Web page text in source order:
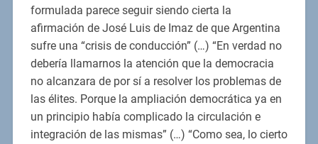
formulada parece seguir siendo cierta la
afirmación de José Luis de Imaz de que Argentina
sufre una “crisis de conducción” (…) “En verdad no
debería llamarnos la atención que la democracia
no alcanzara de por sí a resolver los problemas de
las élites. Porque la ampliación democrática ya en
un principio había complicado la circulación e
integración de las mismas” (…) “Como sea, lo cierto